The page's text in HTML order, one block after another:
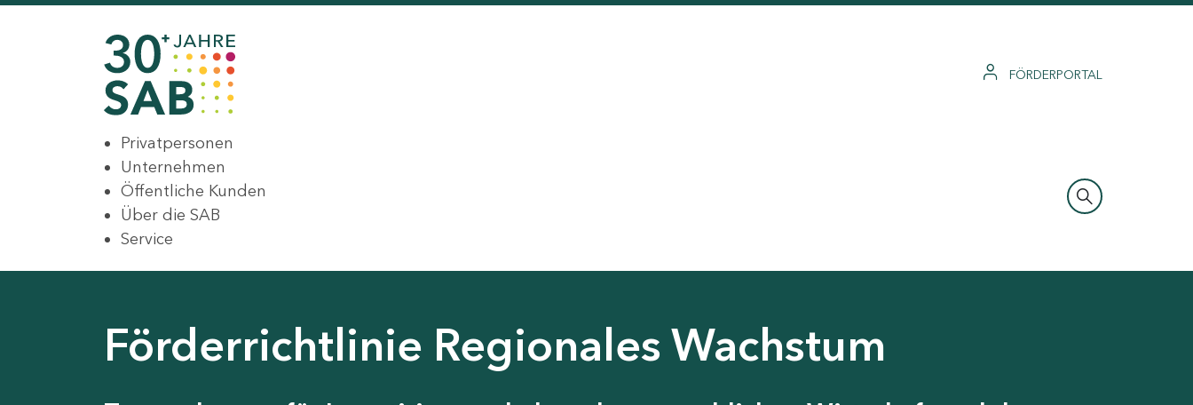
FÖRDERPORTAL
Privatpersonen
Unternehmen
Öffentliche Kunden
Über die SAB
Service
Förderrichtlinie Regionales Wachstum